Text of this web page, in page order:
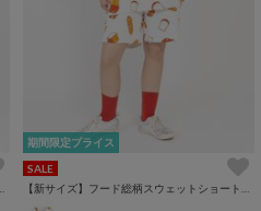
期間限定プライス
SALE